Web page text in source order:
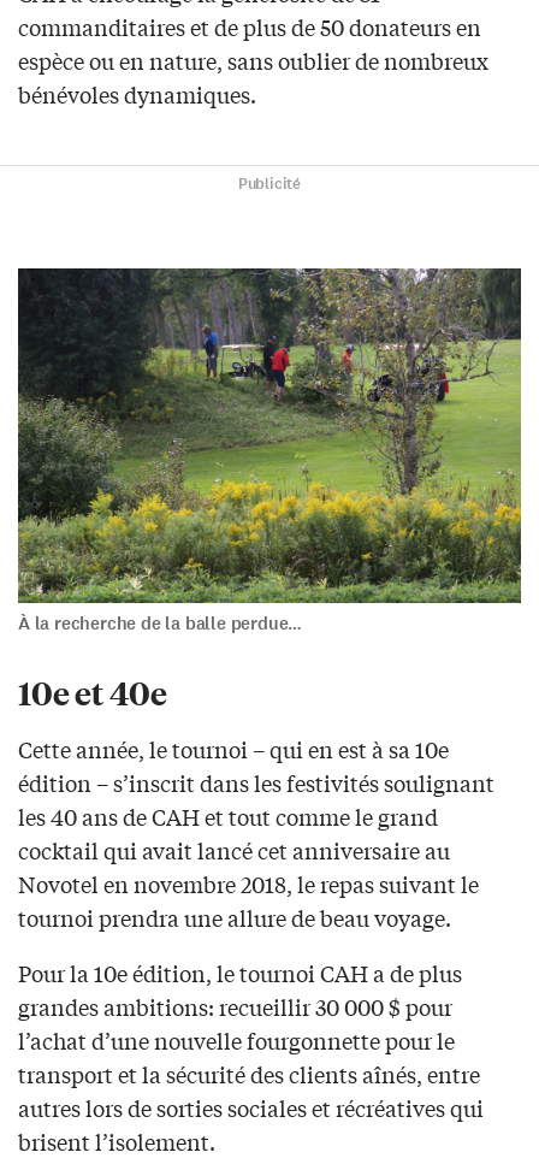
commanditaires et de plus de 50 donateurs en
espèce ou en nature, sans oublier de nombreux
bénévoles dynamiques.
Publicité
À la recherche de la balle perdue…
10e et 40e
Cette année, le tournoi – qui en est à sa 10e
édition – s’inscrit dans les festivités soulignant
les 40 ans de CAH et tout comme le grand
cocktail qui avait lancé cet anniversaire au
Novotel en novembre 2018, le repas suivant le
tournoi prendra une allure de beau voyage.
Pour la 10e édition, le tournoi CAH a de plus
grandes ambitions: recueillir 30 000 $ pour
l’achat d’une nouvelle fourgonnette pour le
transport et la sécurité des clients aînés, entre
autres lors de sorties sociales et récréatives qui
brisent l’isolement.